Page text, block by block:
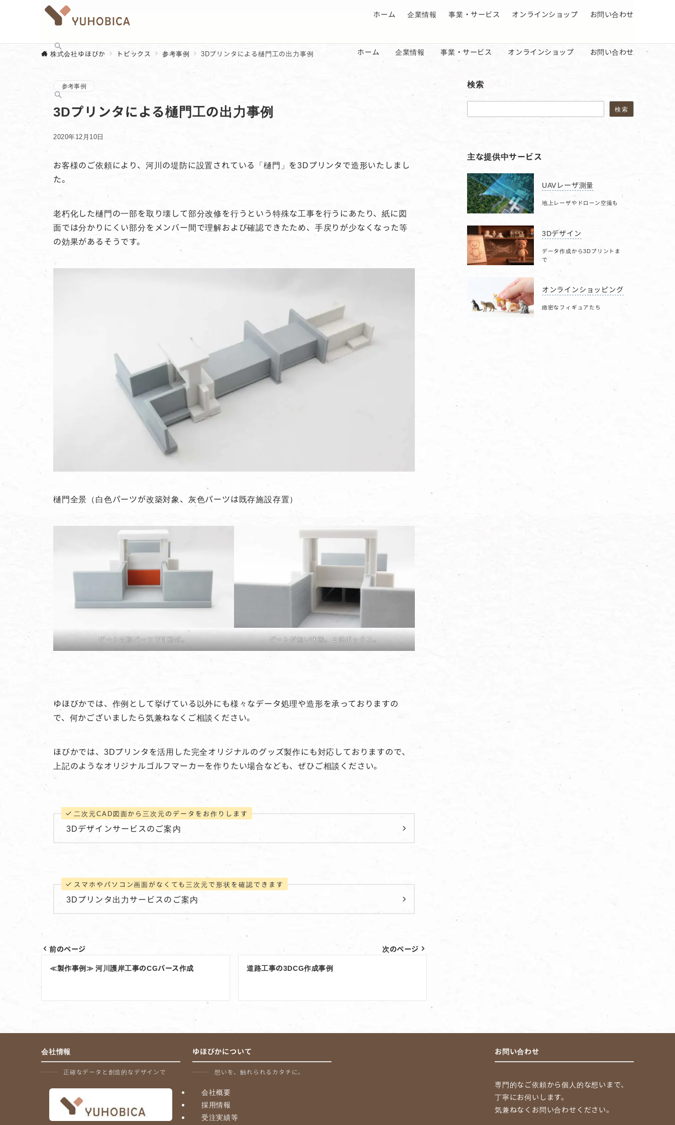
ホーム 企業情報 事業・サービス オンラインショップ お問い合わせ
ホーム 企業情報 事業・サービス オンラインショップ お問い合わせ
株式会社ゆほびか トピックス 参考事例 3Dプリンタによる樋門工の出力事例
参考事例
3Dプリンタによる樋門工の出力事例
2020年12月10日
お客様のご依頼により、河川の堤防に設置されている「樋門」を3Dプリンタで造形いたしまし
た。
老朽化した樋門の一部を取り壊して部分改修を行うという特殊な工事を行うにあたり、紙に図
面では分かりにくい部分をメンバー間で理解および確認できたため、手戻りが少なくなった等
の効果があるそうです。
樋門全景（白色パーツが改築対象、灰色パーツは既存施設存置）
ゲートは別パーツで可動式。 ゲートが無い状態。２連ボックス。
ゆほびかでは、作例として挙げている以外にも様々なデータ処理や造形を承っておりますの
で、何かございましたら気兼ねなくご相談ください。
ほびかでは、3Dプリンタを活用した完全オリジナルのグッズ製作にも対応しておりますので、
上記のようなオリジナルゴルフマーカーを作りたい場合なども、ぜひご相談ください。
二次元CAD図面から三次元のデータをお作りします
3Dデザインサービスのご案内
スマホやパソコン画面がなくても三次元で形状を確認できます
3Dプリンタ出力サービスのご案内
ナ
ゲ
ー
シ
前のページ
≪製作事例≫ 河川護岸工事のCGパース作成
次のページ
道路工事の3DCG作成事例
検索
検索
主な提供中サービス
UAVレーザ測量
地上レーザやドローン空撮も
3Dデザイン
データ作成から3Dプリントま
で
オンラインショッピング
緻密なフィギュアたち
会社情報
正確なデータと創造的なデザインで
ゆほびかについて
想いを、触れられるカタチに。
会社概要
採用情報
受注実績等
お問い合わせ
専門的なご依頼から個人的な想いまで、
丁寧にお伺いします。
気兼ねなくお問い合わせください。